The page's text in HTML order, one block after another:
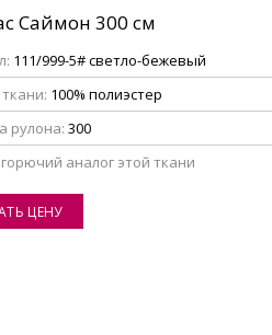
Саймон 300 см
111/999-5# светло-бежевый
100% полиэстер
рулона:300
аналог этой ткани
ЦЕНУ